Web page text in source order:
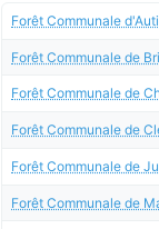
Forêt Communale
Forêt Communale de
Forêt Communale de
Forêt Communale de
Forêt Communale de
Forêt Communale de